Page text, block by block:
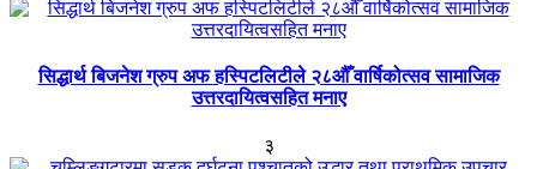
सिद्धार्थ बिजनेश ग्रुप अफ हस्पिटलिटीले २८औँ वार्षिकोत्सव सामाजिक
उत्तरदायित्वसहित मनाए
३